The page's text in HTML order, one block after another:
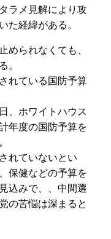
ラメ見解により攻
た経緯がある。
められなくても、
。
れている国防予算
、ホワイトハウス
年度の国防予算を
れていないとい
保健などの予算を
込みで、、中間選
の苦悩は深まると